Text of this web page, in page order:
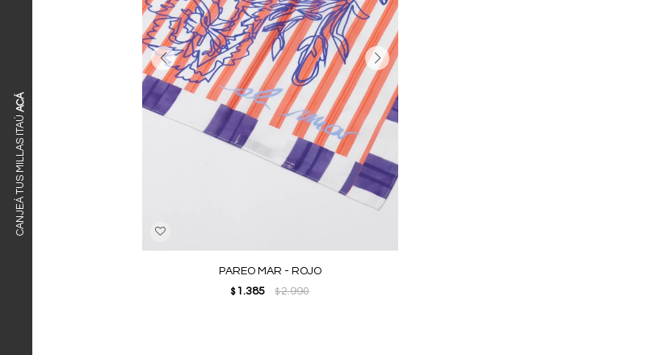
CANJEÁ TUS MILLAS ITAÚ
ACÁ
PAREO MAR - ROJO
$ 1.385 $2.990